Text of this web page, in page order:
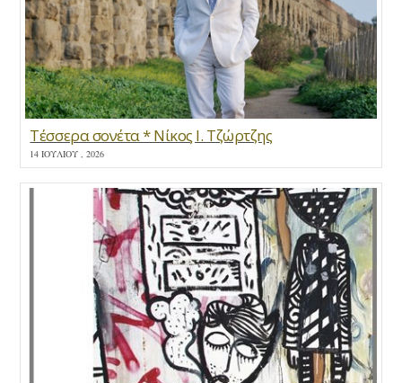
Τέσσερα σονέτα * Νίκος Ι. Τζώρτζης
14 ΙΟΥΛΊΟΥ , 2026